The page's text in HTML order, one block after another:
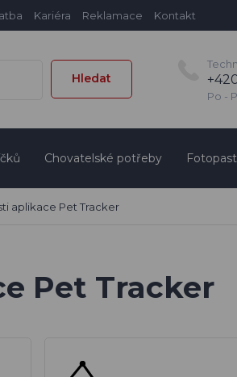
Kariéra Reklamace Kontakt
Hledat
Po -
Chovatelské potřeby
aplikace Pet Tracker
Pet Tracker